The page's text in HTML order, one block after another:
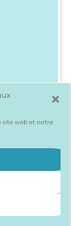
site web et notre
Pas de